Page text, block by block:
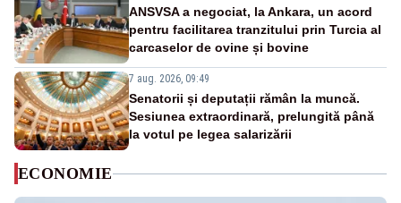
ANSVSA a negociat, la Ankara, un acord
pentru facilitarea tranzitului prin Turcia al
carcaselor de ovine și bovine
7 aug. 2026, 09:49
Senatorii și deputații rămân la muncă.
Sesiunea extraordinară, prelungită până
la votul pe legea salarizării
ECONOMIE